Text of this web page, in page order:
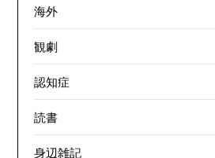
海外
観劇
認知症
読書
身辺雑記